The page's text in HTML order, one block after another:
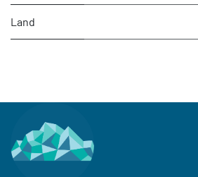
Land